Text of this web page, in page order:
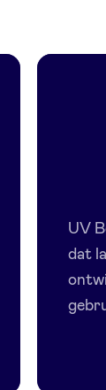
UV
dat